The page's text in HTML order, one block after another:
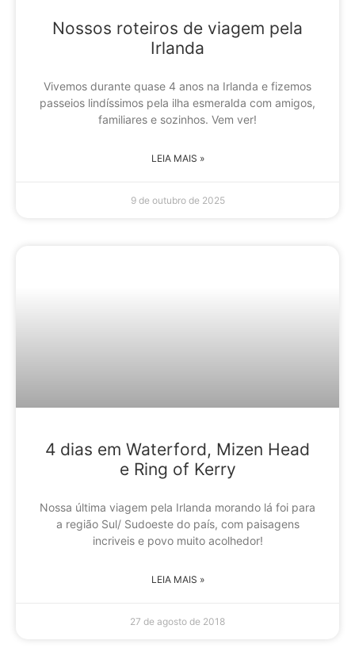
Nossos roteiros de viagem pela
Irlanda
Vivemos durante quase 4 anos na Irlanda e fizemos
passeios lindíssimos pela ilha esmeralda com amigos,
familiares e sozinhos. Vem ver!
LEIA MAIS »
9 de outubro de 2025
4 dias em Waterford, Mizen Head
e Ring of Kerry
Nossa última viagem pela Irlanda morando lá foi para
a região Sul/ Sudoeste do país, com paisagens
incriveis e povo muito acolhedor!
LEIA MAIS »
27 de agosto de 2018